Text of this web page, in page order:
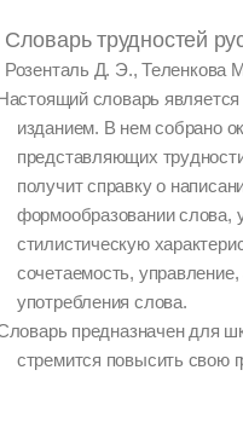
Словарь трудностей
Розенталь Д. Э., Теленкова
словарь
изданием. В нем собрано
представляющих
получит справку о
формообразовании слова,
стилистическую
сочетаемость,
употребления слова.
предназначен для
стремится повысить свою